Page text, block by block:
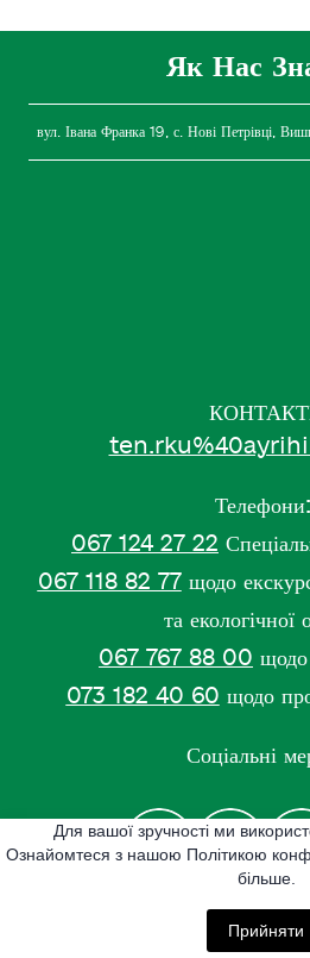
Як Нас
вул. Івана Франка 19, с. Нові Петрівці,
Телефони:
067 124 27 22
067 118 82 77щодо
та екологічної
067 767 88 00 щодо
073 182 40 60 щодо
Соціальні
Для вашої зручності ми
Ознайомтеся з нашою Політикою
більше.
Прийняти